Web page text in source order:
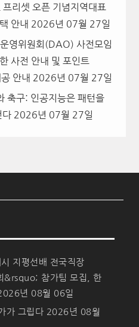
리셋 오픈 기념지역대표
안내 2026년 07월 27일
운영위원회(DAO) 사전모임
사전 안내 및 포인트
안내 2026년 07월 27일
축구: 인공지능은 패턴을
다 2026년 07월 27일
지평선배 전국직장
&rsquo; 참가팀 모집, 한
년 08월 06일
가 그립다 2026년 08월